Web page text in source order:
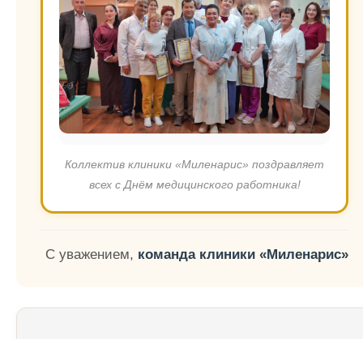
Коллектив клиники «Миленарис» поздравляет
всех с Днём медицинского работника!
С уважением, команда клиники «Миленарис»